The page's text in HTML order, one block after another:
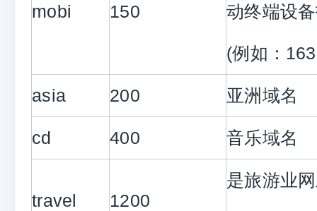
mobi 150 动终端设
(例如：
asia 200 亚洲域名
cd 400 音乐域名
travel 1200
是旅游业